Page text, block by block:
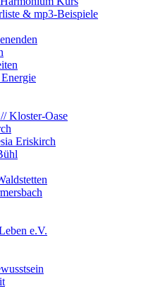
& mp3-Beispiele
Kloster-Oase
Eriskirch
e.V.